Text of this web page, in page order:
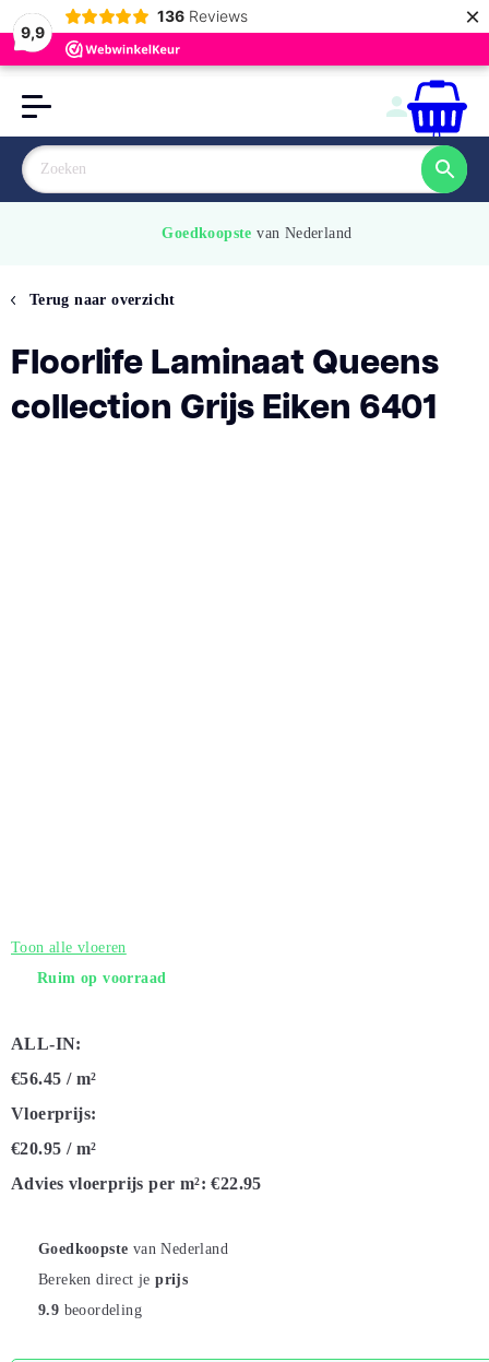
9,9
136 Reviews ×
0
Goedkoopste van Nederland
Terug naar overzicht
Floorlife Laminaat Queens
collection Grijs Eiken 6401
Toon alle vloeren
Ruim op voorraad
ALL-IN:
€56.45 / m²
Vloerprijs:
€20.95 / m²
Advies vloerprijs per m²: €22.95
Goedkoopste van Nederland
Bereken direct jeprijs
9.9 beoordeling